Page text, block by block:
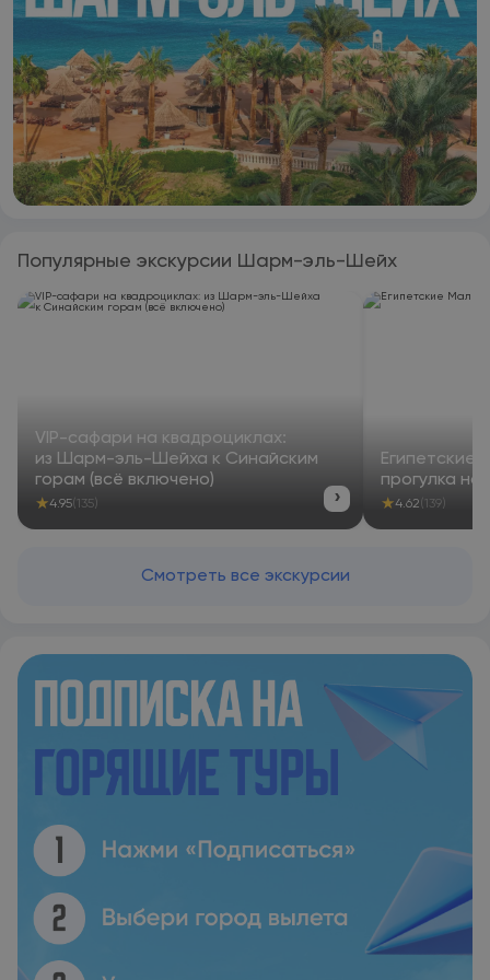
Популярные экскурсии Шарм-эль-Шейх
VIP-сафари на квадроциклах:
из Шарм-эль-Шейха к Синайским
горам (всё включено)
★4.95(135) ›
Египетские
прогулка на
★4.62 (139)
Смотреть все экскурсии